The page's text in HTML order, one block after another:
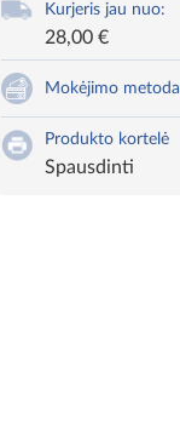
Kurjeris jau nuo:
28,00 €
Mokėjimo
Produkto kortelė
Spausdinti